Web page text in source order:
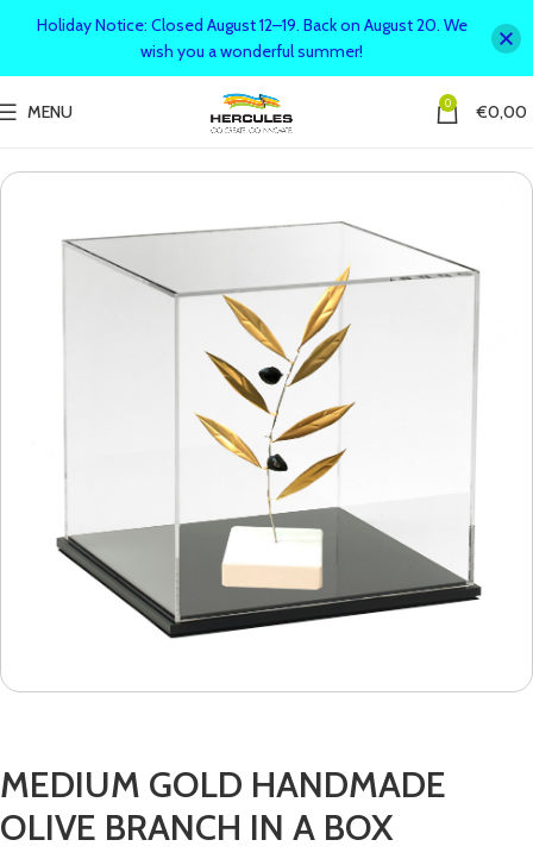
MENU 0 €0,00
MEDIUM GOLD HANDMADE
OLIVE BRANCH IN A BOX
Holiday Notice: Closed August 12–19. Back on August 20. We
wish you a wonderful summer!